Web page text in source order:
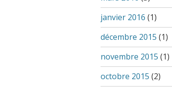
janvier 2016 (1)
décembre 2015 (1)
novembre 2015 (1)
octobre 2015 (2)